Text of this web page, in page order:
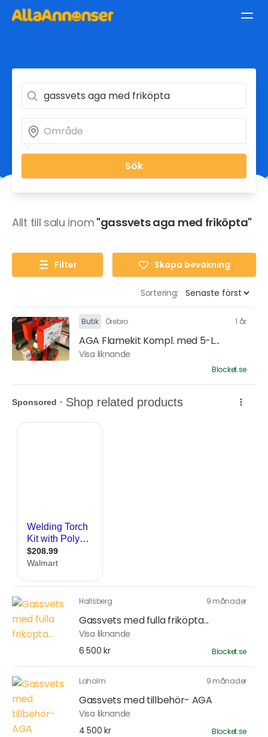
Sök
Allt till salu inom "gassvets aga med friköpta"
Filter Skapa bevakning
Sortering:
Butik Örebro 1 år
AGA Flamekit Kompl. med 5-L...
Visa liknande
Blocket.se
Hallsberg 9 månader
Gassvets med fulla friköpta...
Visa liknande
6 500 kr
Blocket.se
Laholm 9 månader
Gassvets med tillbehör- AGA
Visa liknande
4 500 kr
Blocket.se